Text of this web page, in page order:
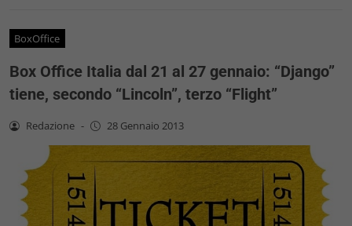
BoxOffice
Box Office Italia dal 21 al 27 gennaio: “Django”
tiene, secondo “Lincoln”, terzo “Flight”
Redazione - 28 Gennaio 2013